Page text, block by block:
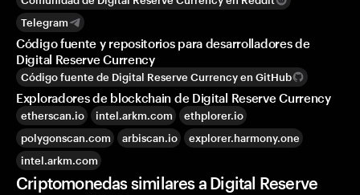
Telegram
Código fuente y repositorios para desarrolladores de
Digital Reserve Currency
Código fuente de Digital Reserve Currency en GitHub
Exploradores de blockchain de Digital Reserve Currency
etherscan.io intel.arkm.com
ethplorer.io
polygonscan.com
arbiscan.io
explorer.harmony.one
intel.arkm.com
Criptomonedas similares a Digital Reserve